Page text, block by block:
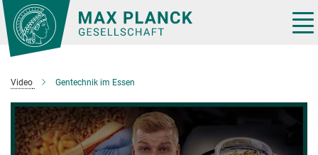
Hauptinhalt
Video Gentechnik im Essen